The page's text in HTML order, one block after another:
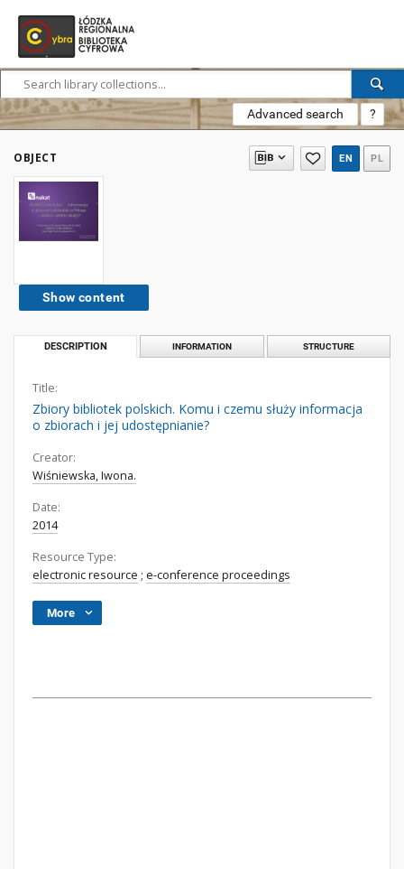
Advanced search ?
OBJECT EN PL
Show content
DESCRIPTION INFORMATION STRUCTURE
Title:
Zbiory bibliotek polskich. Komu i czemu służy informacja
o zbiorach i jej udostępnianie?
Creator:
Wiśniewska, Iwona.
Date:
2014
Resource Type:
electronic resource ; e-conference proceedings
More